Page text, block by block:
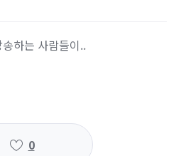
하는 사람들이..
0